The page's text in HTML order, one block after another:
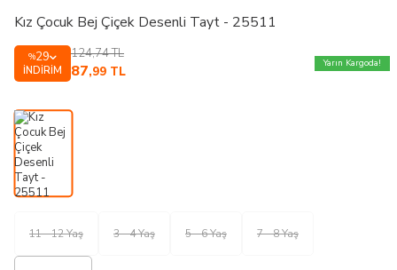
Kız Çocuk Bej Çiçek Desenli Tayt - 25511
%29
İNDIRIM
124,74TL
87,99 TL
Yarın Kargoda!
11 - 12 Yaş 3 - 4 Yaş 5 - 6 Yaş 7 - 8 Yaş